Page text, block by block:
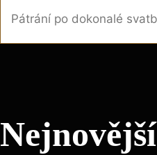
Nejnovější